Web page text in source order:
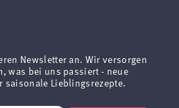
Newsletter an. Wir versorgen
was bei uns passiert - neue
saisonale Lieblingsrezepte.